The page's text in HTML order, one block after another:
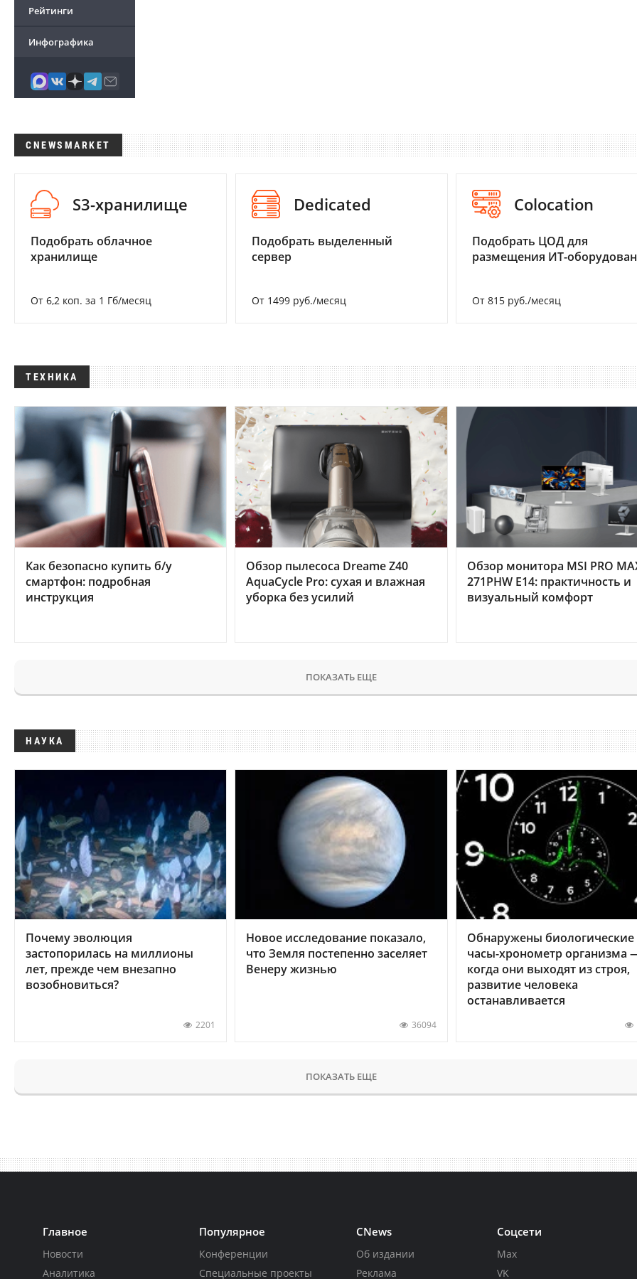
Рейтинги
Инфографика
CNEWSMARKET
S3-хранилище
Подобрать облачное
хранилище
От 6,2 коп. за 1 Гб/месяц
Dedicated
Подобрать выделенный
сервер
От 1499 руб./месяц
Colocation
Подобрать ЦОД для
размещения ИТ-
От 815 руб./месяц
ТЕХНИКА
Как безопасно купить б/у
смартфон: подробная
инструкция
Обзор пылесоса Dreame Z40
AquaCycle Pro: сухая и влажная
уборка без усилий
Обзор монитора MSI PRO
271PHW E14: практичность и
визуальный комфорт
ПОКАЗАТЬ ЕЩЕ
НАУКА
Почему эволюция
застопорилась на миллионы
лет, прежде чем внезапно
возобновиться?
2201
Новое исследование показало,
что Земля постепенно заселяет
Венеру жизнью
36094
Обнаружены биологические
часы-хронометр организма
когда они выходят из строя,
развитие человека
останавливается
ПОКАЗАТЬ ЕЩЕ
Главное
Новости
Аналитика
Популярное
Конференции
Специальные проекты
CNews
Об издании
Реклама
Соцсети
Max
VK